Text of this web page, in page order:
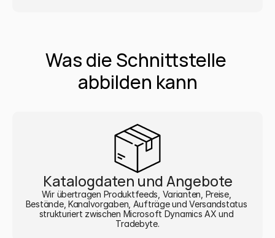
Was die Schnittstelle
abbilden kann
Katalogdaten und Angebote
Wir übertragen Produktfeeds, Varianten, Preise,
Bestände, Kanalvorgaben, Aufträge und Versandstatus
strukturiert zwischen Microsoft Dynamics AX und
Tradebyte.